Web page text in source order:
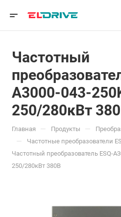
Частотный
A3000-043-
250/280кВт
Главная — Продукты —
— Частотные преобразователи
Частотный преобразователь ESQ-
250/280кВт 380В